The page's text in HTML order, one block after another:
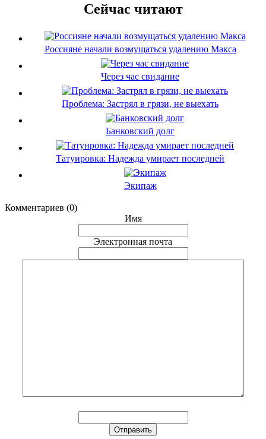
Сейчас читают
Россияне начали возмущаться удалению Макса
Через час свидание
Проблема: Застрял в грязи, не выехать
Банковский долг
Татуировка: Надежда умирает последней
Экипаж
Комментариев (0)
Имя
Электронная почта